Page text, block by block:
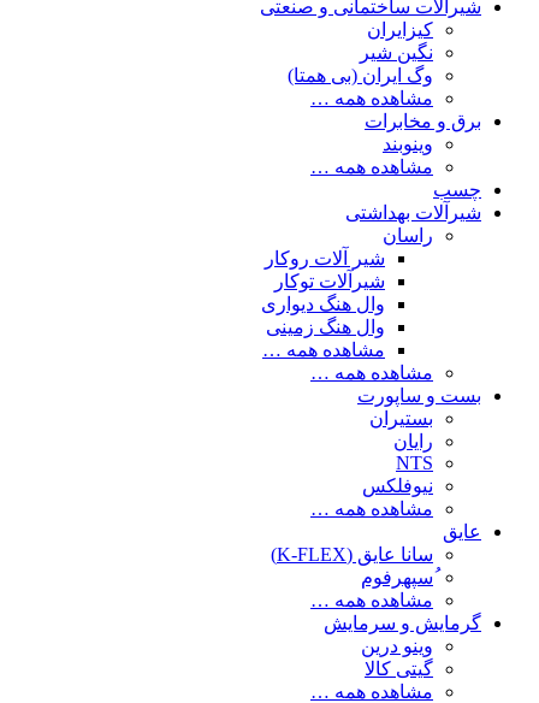
شیرآلات ساختمانی و صنعتی
کیزایران
نگین شیر
وگ ایران (بی همتا)
مشاهده همه …
برق و مخابرات
وینوبند
مشاهده همه …
چسب
شیرآلات بهداشتی
راسان
شیر آلات روکار
شیرآلات توکار
وال هنگ دیواری
وال هنگ زمینی
مشاهده همه …
مشاهده همه …
بست و ساپورت
بستیران
رایان
NTS
نیوفلکس
مشاهده همه …
عایق
سانا عایق (K-FLEX)
ُسپهرفوم
مشاهده همه …
گرمایش و سرمایش
وینو درین
گیتی کالا
مشاهده همه …